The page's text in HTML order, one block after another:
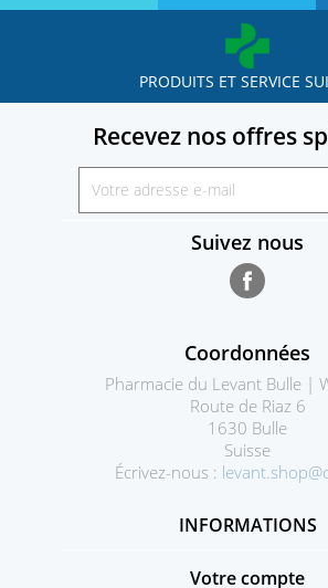
PRODUITS ET SERVICE
Recevez nos offres
Suivez nous
Coordonnées
Pharmacie du Levant Bulle |
Route de Riaz 6
1630 Bulle
Suisse
Écrivez-nous :
INFORMATIONS
Votre compte